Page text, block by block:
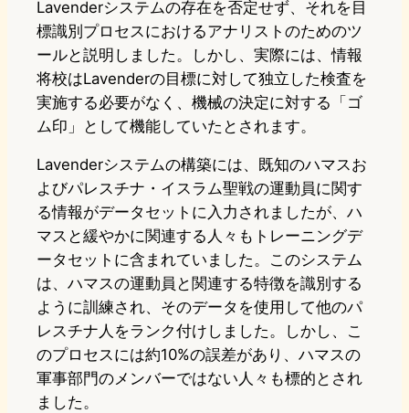
Lavenderシステムの存在を否定せず、それを目
標識別プロセスにおけるアナリストのためのツ
ールと説明しました。しかし、実際には、情報
将校はLavenderの目標に対して独立した検査を
実施する必要がなく、機械の決定に対する「ゴ
ム印」として機能していたとされます。
Lavenderシステムの構築には、既知のハマスお
よびパレスチナ・イスラム聖戦の運動員に関す
る情報がデータセットに入力されましたが、ハ
マスと緩やかに関連する人々もトレーニングデ
ータセットに含まれていました。このシステム
は、ハマスの運動員と関連する特徴を識別する
ように訓練され、そのデータを使用して他のパ
レスチナ人をランク付けしました。しかし、こ
のプロセスには約10%の誤差があり、ハマスの
軍事部門のメンバーではない人々も標的とされ
ました。